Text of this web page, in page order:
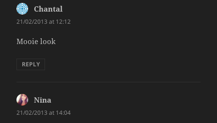
Chantal
21/02/2013 at 12:12
Mooie look
REPLY
Nina
21/02/2013 at 14:04